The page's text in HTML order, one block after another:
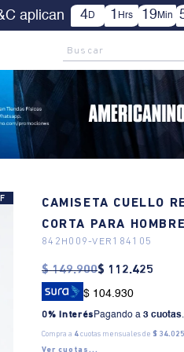
Aplica TYC.
Buscar
CAMISETA CUELLO
CORTA PARA HOMBRE
842H009-VER184105
$ 149.900$ 112.425
$ 104.930
0% Interés Pagando a3 cuotas.
Compra a 4cuotas mensuales de $